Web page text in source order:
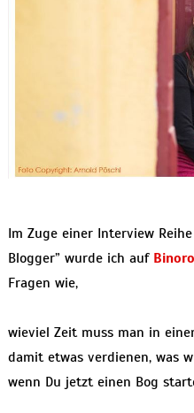
Im Zuge einer Interview
Blogger” wurde ich auf
Fragen wie,
wieviel Zeit muss man in
damit etwas verdienen, was
wenn Du jetzt einen Bog